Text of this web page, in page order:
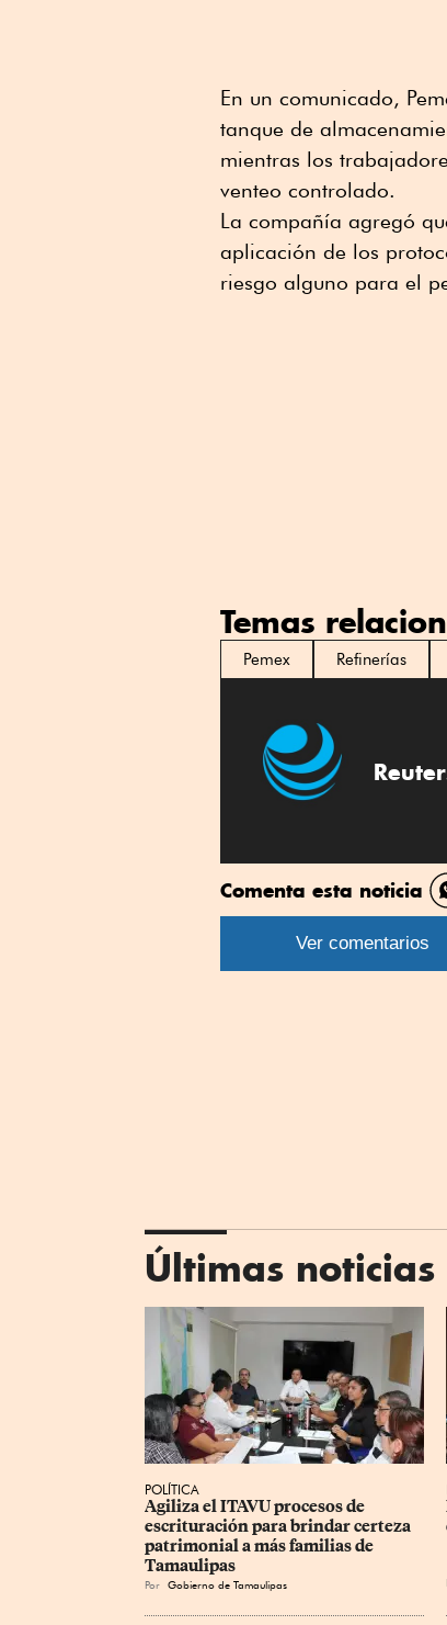
En un comunicado,
tanque de
mientras los
venteo controlado.
La ⁠compañía agregó
aplicación de los
riesgo alguno para el
Temas
Pemex Refinerías
Comenta esta noticia
Ver comentarios
Últimas noticias
POLÍTICA
Agiliza el ITAVU procesos de
escrituración para brindar certeza
patrimonial a más familias de
Tamaulipas
Por Gobierno de Tamaulipas